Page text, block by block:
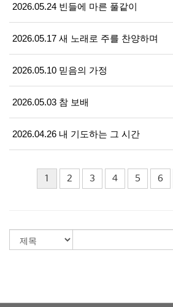
2026.05.24 빈들에 마른 풀같이
2026.05.17 새 노래로 주를 찬양하며
2026.05.10 믿음의 가정
2026.05.03 참 보배
2026.04.26 내 기도하는 그 시간
1 2 3 4 5 6